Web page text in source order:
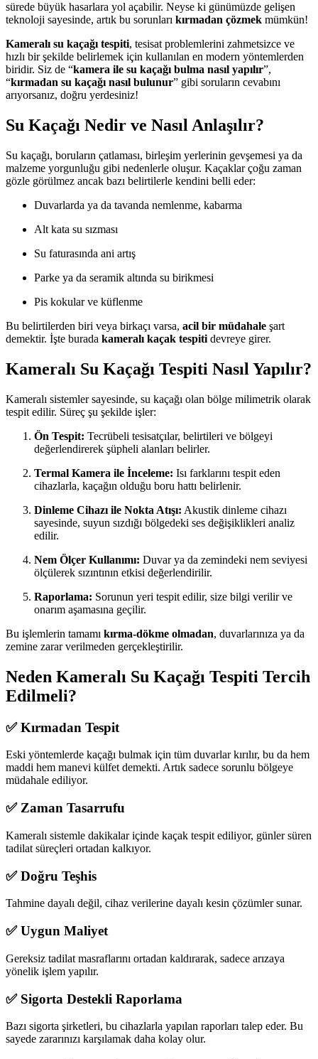
sürede büyük hasarlara yol açabilir. Neyse ki günümüzde gelişen
teknoloji sayesinde, artık bu sorunları kırmadan çözmek mümkün!
Kameralı su kaçağı tespiti, tesisat problemlerini zahmetsizce ve
hızlı bir şekilde belirlemek için kullanılan en modern yöntemlerden
biridir. Siz de “kamera ile su kaçağı bulma nasıl yapılır”,
“kırmadan su kaçağı nasıl bulunur” gibi soruların cevabını
arıyorsanız, doğru yerdesiniz!
Su Kaçağı Nedir ve Nasıl Anlaşılır?
Su kaçağı, boruların çatlaması, birleşim yerlerinin gevşemesi ya da
malzeme yorgunluğu gibi nedenlerle oluşur. Kaçaklar çoğu zaman
gözle görülmez ancak bazı belirtilerle kendini belli eder:
Duvarlarda ya da tavanda nemlenme, kabarma
Alt kata su sızması
Su faturasında ani artış
Parke ya da seramik altında su birikmesi
Pis kokular ve küflenme
Bu belirtilerden biri veya birkaçı varsa, acil bir müdahale şart
demektir. İşte burada kameralı kaçak tespiti devreye girer.
Kameralı Su Kaçağı Tespiti Nasıl Yapılır?
Kameralı sistemler sayesinde, su kaçağı olan bölge milimetrik olarak
tespit edilir. Süreç şu şekilde işler:
Ön Tespit: Tecrübeli tesisatçılar, belirtileri ve bölgeyi
değerlendirerek şüpheli alanları belirler.
Termal Kamera ile İnceleme: Isı farklarını tespit eden
cihazlarla, kaçağın olduğu boru hattı belirlenir.
Dinleme Cihazı ile Nokta Atışı: Akustik dinleme cihazı
sayesinde, suyun sızdığı bölgedeki ses değişiklikleri analiz
edilir.
Nem Ölçer Kullanımı: Duvar ya da zemindeki nem seviyesi
ölçülerek sızıntının etkisi değerlendirilir.
Raporlama: Sorunun yeri tespit edilir, size bilgi verilir ve
onarım aşamasına geçilir.
Bu işlemlerin tamamı kırma-dökme olmadan, duvarlarınıza ya da
zemine zarar verilmeden gerçekleştirilir.
Neden Kameralı Su Kaçağı Tespiti Tercih
Edilmeli?
✅ Kırmadan Tespit
Eski yöntemlerde kaçağı bulmak için tüm duvarlar kırılır, bu da hem
maddi hem manevi külfet demekti. Artık sadece sorunlu bölgeye
müdahale ediliyor.
✅ Zaman Tasarrufu
Kameralı sistemle dakikalar içinde kaçak tespit ediliyor, günler süren
tadilat süreçleri ortadan kalkıyor.
✅ Doğru Teşhis
Tahmine dayalı değil, cihaz verilerine dayalı kesin çözümler sunar.
✅ Uygun Maliyet
Gereksiz tadilat masraflarını ortadan kaldırarak, sadece arızaya
yönelik işlem yapılır.
✅ Sigorta Destekli Raporlama
Bazı sigorta şirketleri, bu cihazlarla yapılan raporları talep eder. Bu
sayede zararınızı karşılamak daha kolay olur.